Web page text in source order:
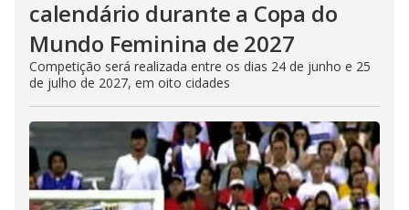
calendário durante a Copa do
Mundo Feminina de 2027
Competição será realizada entre os dias 24 de junho e 25
de julho de 2027, em oito cidades